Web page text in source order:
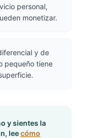
personal,
monetizar.
y de
pequeño tiene
y sientes la
leecómo